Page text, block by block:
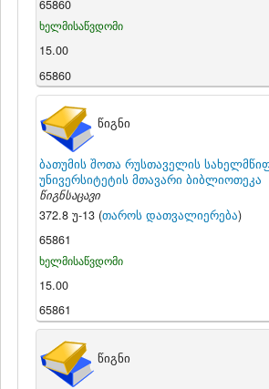
65860
ხელმისაწვდომი
15.00
65860
წიგნი
ბათუმის შოთა რუსთაველის
უნივერსიტეტის მთავარი ბიბლიოთეკა
წიგნსაცავი
372.8 უ-13 (თაროს დათვალიერება)
65861
ხელმისაწვდომი
15.00
65861
წიგნი